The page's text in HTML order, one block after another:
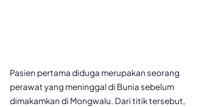
Pasien pertama diduga merupakan seorang
perawat yang meninggal di Bunia sebelum
dimakamkan di Mongwalu. Dari titik tersebut,